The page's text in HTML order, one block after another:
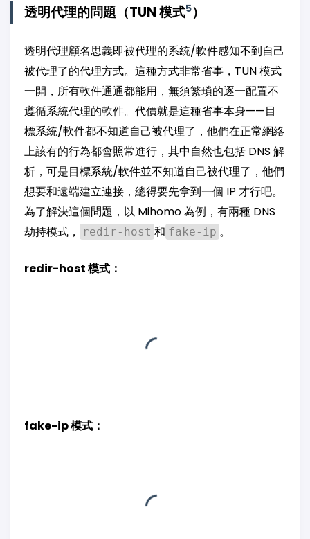
透明代理的問題（TUN 模式5）
透明代理顧名思義即被代理的系統/軟件感知不到自己
被代理了的代理方式。這種方式非常省事，TUN 模式
一開，所有軟件通通都能用，無須繁瑣的逐一配置不
遵循系統代理的軟件。代價就是這種省事本身——目
標系統/軟件都不知道自己被代理了，他們在正常網絡
上該有的行為都會照常進行，其中自然也包括 DNS 解
析，可是目標系統/軟件並不知道自己被代理了，他們
想要和遠端建立連接，總得要先拿到一個 IP 才行吧。
為了解決這個問題，以 Mihomo 為例，有兩種 DNS
劫持模式，
redir-host 和 fake-ip 。
redir-host 模式：
fake-ip 模式：